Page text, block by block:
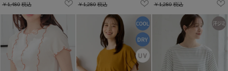
￥1,480税込
￥1,280税込
￥1,280税込